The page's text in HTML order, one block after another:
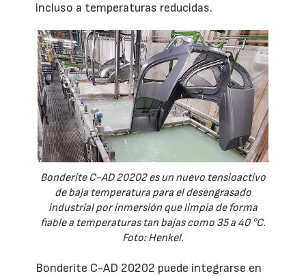
incluso a temperaturas reducidas.
Bonderite C-AD 20202 es un nuevo tensioactivo
de baja temperatura para el desengrasado
industrial por inmersión que limpia de forma
fiable a temperaturas tan bajas como 35 a 40 °C.
Foto: Henkel.
Bonderite C-AD 20202 puede integrarse en